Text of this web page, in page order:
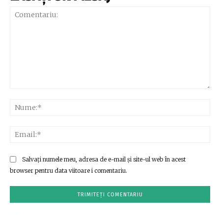
Salvați numele meu, adresa de e-mail și site-ul web în acest
browser pentru data viitoare i comentariu.